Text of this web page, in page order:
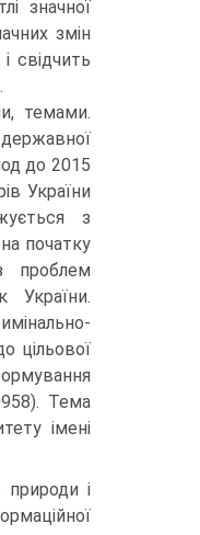
значної
змін
свідчить
темами.
до 2015
України
з
початку
проблем
України.
цільової
Тема
імені
і